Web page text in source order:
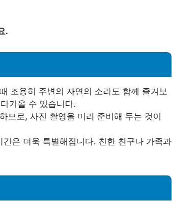
.
조용히 주변의 자연의 소리도 함께 즐겨보
가올 수 있습니다.
므로, 사진 촬영을 미리 준비해 두는 것이
은 더욱 특별해집니다. 친한 친구나 가족과